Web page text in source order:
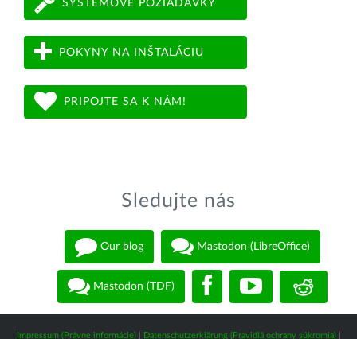
SYSTÉMOVÉ POŽIADAVKY
POKYNY NA INŠTALÁCIU
PRIPOJTE SA K NÁM!
Sledujte nás
Our blog Mastodon (LibreOffice)
Mastodon (TDF)
Impressum (Právne informácie)| Datenschutzerklärung (Pravidlá ochrany súkromia)|